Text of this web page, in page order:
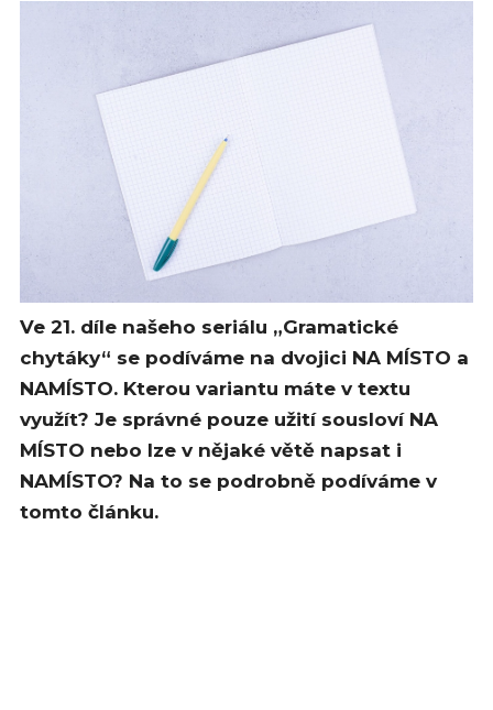
Ve 21. díle našeho seriálu „Gramatické
chytáky“ se podíváme na dvojici NA MÍSTO a
NAMÍSTO. Kterou variantu máte v textu
využít? Je správné pouze užití sousloví NA
MÍSTO nebo lze v nějaké větě napsat i
NAMÍSTO? Na to se podrobně podíváme v
tomto článku.